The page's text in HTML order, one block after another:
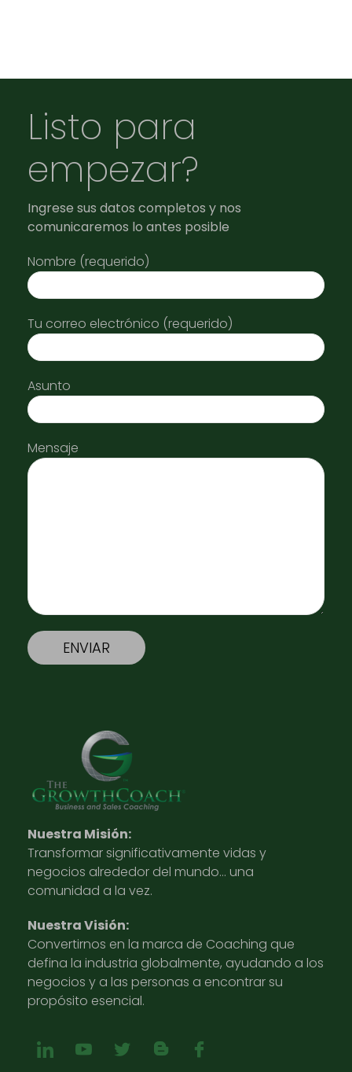
Listo para
empezar?
Ingrese sus datos completos y nos
comunicaremos lo antes posible
Nombre (requerido)
Tu correo electrónico (requerido)
Asunto
Mensaje
Nuestra Misión:
Transformar significativamente vidas y
negocios alrededor del mundo… una
comunidad a la vez.
Nuestra Visión:
Convertirnos en la marca de Coaching que
defina la industria globalmente, ayudando a los
negocios y a las personas a encontrar su
propósito esencial.